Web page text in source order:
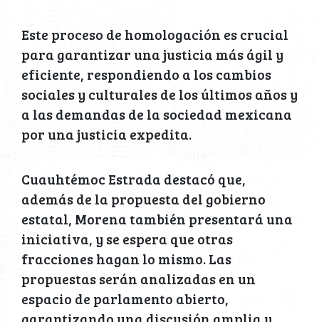
Este proceso de homologación es crucial
para garantizar una justicia más ágil y
eficiente, respondiendo a los cambios
sociales y culturales de los últimos años y
a las demandas de la sociedad mexicana
por una justicia expedita.
Cuauhtémoc Estrada destacó que,
además de la propuesta del gobierno
estatal, Morena también presentará una
iniciativa, y se espera que otras
fracciones hagan lo mismo. Las
propuestas serán analizadas en un
espacio de parlamento abierto,